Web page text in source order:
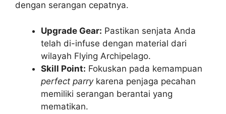
dengan serangan cepatnya.
Upgrade Gear: Pastikan senjata Anda
telah di-infuse dengan material dari
wilayah Flying Archipelago.
Skill Point: Fokuskan pada kemampuan
perfect parrykarena penjaga pecahan
memiliki serangan berantai yang
mematikan.